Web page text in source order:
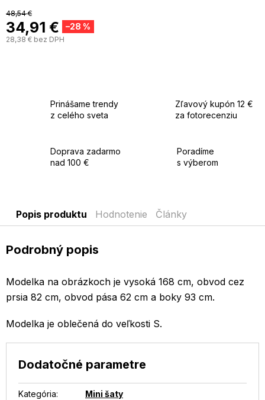
48,54 €
–28 %
34,91 €
28,38 € bez DPH
Prinášame trendy
z celého sveta
Zľavový kupón 12 €
za fotorecenziu
Doprava zadarmo
nad 100 €
Poradíme
s výberom
Popis produktu Hodnotenie Články
Podrobný popis
Modelka na obrázkoch je vysoká 168 cm, obvod cez
prsia 82 cm, obvod pása 62 cm a boky 93 cm.
Modelka je oblečená do veľkosti S.
Dodatočné parametre
Kategória: Mini šaty